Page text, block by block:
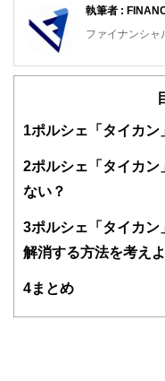
執筆者 :
ファイナンシャ
FinancialField
知識がない方
得者を中心に
験者で構成さ
FinancialField
ドバイザー、
をわかりやすく
1 ポルシェ「タイカン
2ポルシェ「タイカン
ない？
3ポルシェ「タイカ
解消する方法を考え
4まとめ